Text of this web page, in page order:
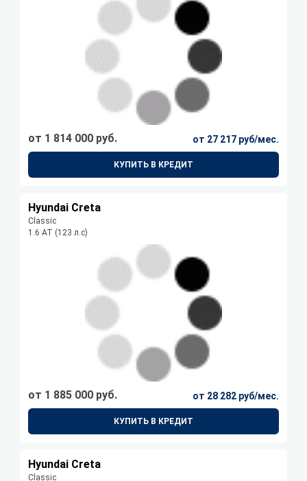
от 1 814 000 руб. от 27 217 руб/мес.
КУПИТЬ В КРЕДИТ
Hyundai Creta
Classic
1.6 АТ (123 л.с)
от 1 885 000 руб. от 28 282 руб/мес.
КУПИТЬ В КРЕДИТ
Hyundai Creta
Classic